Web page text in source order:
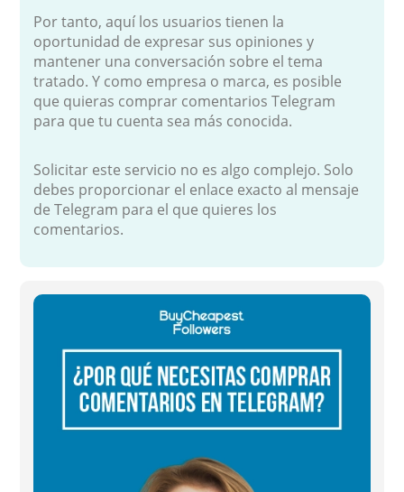
Por tanto, aquí los usuarios tienen la
oportunidad de expresar sus opiniones y
mantener una conversación sobre el tema
tratado. Y como empresa o marca, es posible
que quieras comprar comentarios Telegram
para que tu cuenta sea más conocida.
Solicitar este servicio no es algo complejo. Solo
debes proporcionar el enlace exacto al mensaje
de Telegram para el que quieres los
comentarios.